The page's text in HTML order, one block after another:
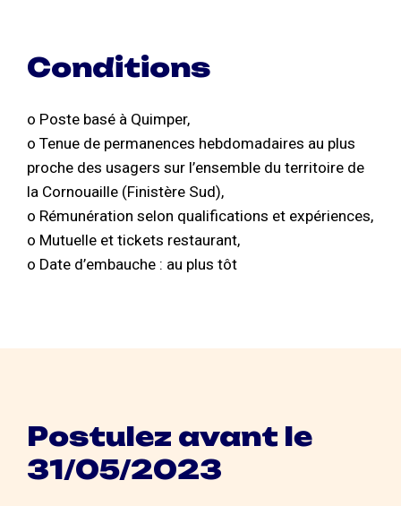
Conditions
o Poste basé à Quimper,
o Tenue de permanences hebdomadaires au plus
proche des usagers sur l’ensemble du territoire de
la Cornouaille (Finistère Sud),
o Rémunération selon qualifications et expériences,
o Mutuelle et tickets restaurant,
o Date d’embauche : au plus tôt
Postulez avant le
31/05/2023